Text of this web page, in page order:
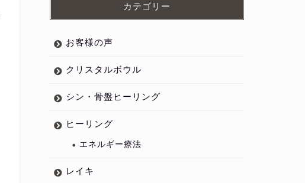
カテゴリー
お客様の声
クリスタルボウル
シン・骨盤ヒーリング
ヒーリング
エネルギー療法
レイキ